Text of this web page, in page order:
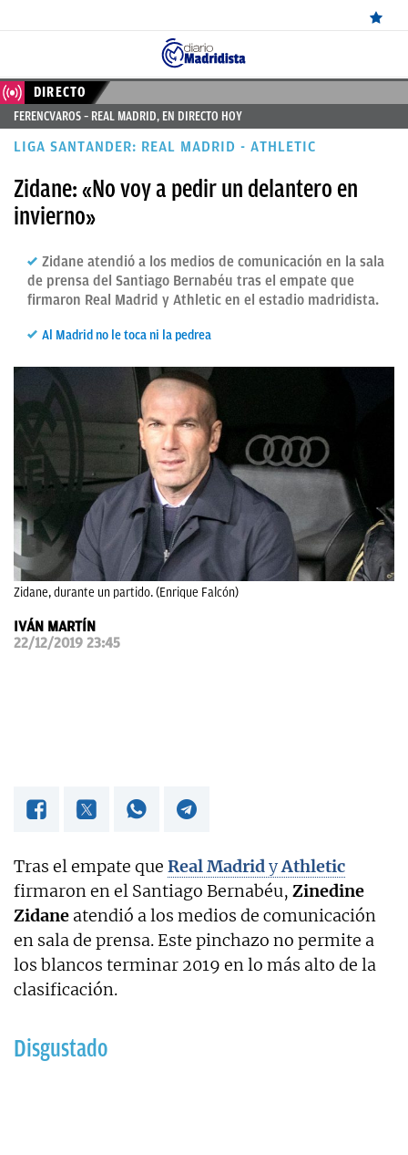
ÚLTIMAS
NOTICIAS
MADRID
BALONCESTO
CANTERA
FICHAJES
DIRECTO
FEMENINO
PAPARAZZI
OKDIARIO
DIRECTO
FERENCVAROS – REAL MADRID, EN DIRECTO HOY
LIGA SANTANDER: REAL MADRID - ATHLETIC
Zidane: «No voy a pedir un delantero en
invierno»
Zidane atendió a los medios de comunicación en la sala
de prensa del Santiago Bernabéu tras el empate que
firmaron Real Madrid y Athletic en el estadio madridista.
Al Madrid no le toca ni la pedrea
Zidane, durante un partido. (Enrique Falcón)
IVÁN MARTÍN
22/12/2019 23:45
Tras el empate que Real MadridyAthletic
firmaron en el Santiago Bernabéu, Zinedine
Zidane atendió a los medios de comunicación
en sala de prensa. Este pinchazo no permite a
los blancos terminar 2019 en lo más alto de la
clasificación.
Disgustado